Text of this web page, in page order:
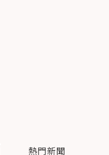
熱門新聞